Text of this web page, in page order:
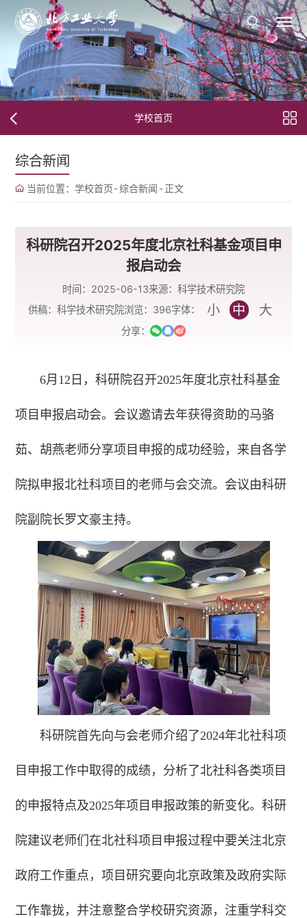
学校首页
综合新闻
当前位置： 学校首页-综合新闻 -正文
科研院召开2025年度北京社科基金项目申
报启动会
时间：2025-06-13来源：科学技术研究院
供稿：科学技术研究院浏览： 396字体： 小 中 大
分享：
6月12日，科研院召开2025年度北京社科基金
项目申报启动会。会议邀请去年获得资助的马骆
茹、胡燕老师分享项目申报的成功经验，来自各学
院拟申报北社科项目的老师与会交流。会议由科研
院副院长罗文豪主持。
科研院首先向与会老师介绍了2024年北社科项
目申报工作中取得的成绩，分析了北社科各类项目
的申报特点及2025年项目申报政策的新变化。科研
院建议老师们在北社科项目申报过程中要关注北京
政府工作重点，项目研究要向北京政策及政府实际
工作靠拢，并注意整合学校研究资源，注重学科交